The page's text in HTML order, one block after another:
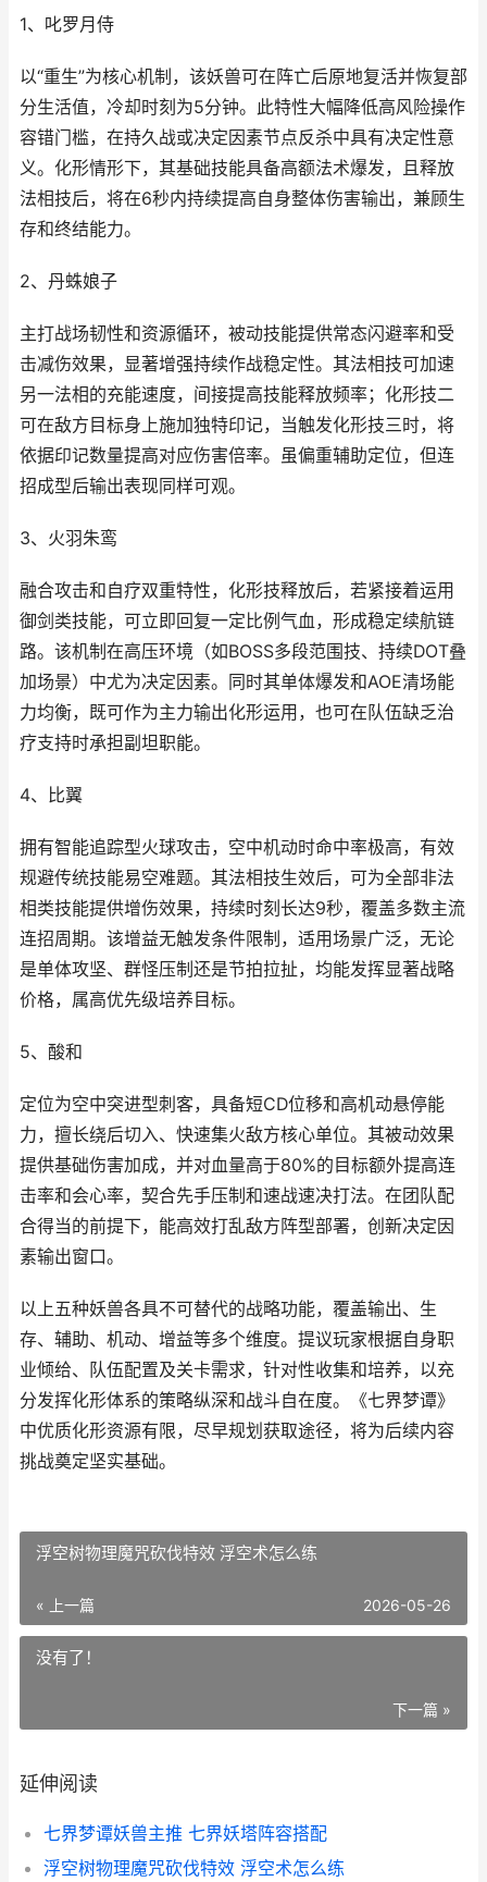
1、叱罗月侍
以“重生”为核心机制，该妖兽可在阵亡后原地复活并恢复部
分生活值，冷却时刻为5分钟。此特性大幅降低高风险操作
容错门槛，在持久战或决定因素节点反杀中具有决定性意
义。化形情形下，其基础技能具备高额法术爆发，且释放
法相技后，将在6秒内持续提高自身整体伤害输出，兼顾生
存和终结能力。
2、丹蛛娘子
主打战场韧性和资源循环，被动技能提供常态闪避率和受
击减伤效果，显著增强持续作战稳定性。其法相技可加速
另一法相的充能速度，间接提高技能释放频率；化形技二
可在敌方目标身上施加独特印记，当触发化形技三时，将
依据印记数量提高对应伤害倍率。虽偏重辅助定位，但连
招成型后输出表现同样可观。
3、火羽朱鸾
融合攻击和自疗双重特性，化形技释放后，若紧接着运用
御剑类技能，可立即回复一定比例气血，形成稳定续航链
路。该机制在高压环境（如BOSS多段范围技、持续DOT叠
加场景）中尤为决定因素。同时其单体爆发和AOE清场能
力均衡，既可作为主力输出化形运用，也可在队伍缺乏治
疗支持时承担副坦职能。
4、比翼
拥有智能追踪型火球攻击，空中机动时命中率极高，有效
规避传统技能易空难题。其法相技生效后，可为全部非法
相类技能提供增伤效果，持续时刻长达9秒，覆盖多数主流
连招周期。该增益无触发条件限制，适用场景广泛，无论
是单体攻坚、群怪压制还是节拍拉扯，均能发挥显著战略
价格，属高优先级培养目标。
5、酸和
定位为空中突进型刺客，具备短CD位移和高机动悬停能
力，擅长绕后切入、快速集火敌方核心单位。其被动效果
提供基础伤害加成，并对血量高于80%的目标额外提高连
击率和会心率，契合先手压制和速战速决打法。在团队配
合得当的前提下，能高效打乱敌方阵型部署，创新决定因
素输出窗口。
以上五种妖兽各具不可替代的战略功能，覆盖输出、生
存、辅助、机动、增益等多个维度。提议玩家根据自身职
业倾给、队伍配置及关卡需求，针对性收集和培养，以充
分发挥化形体系的策略纵深和战斗自在度。《七界梦谭》
中优质化形资源有限，尽早规划获取途径，将为后续内容
挑战奠定坚实基础。
浮空树物理魔咒砍伐特效 浮空术怎么练
« 上一篇 2026-05-26
没有了！
下一篇 »
延伸阅读
七界梦谭妖兽主推 七界妖塔阵容搭配
浮空树物理魔咒砍伐特效 浮空术怎么练